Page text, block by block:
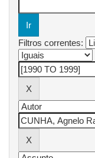
Filtros correntes: